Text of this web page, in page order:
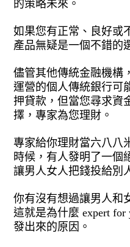
的策略未來。
如果您有正常、良好或
產品無疑是一個不錯的
儘管其他傳統金融機構
運營的個人傳統銀行可
押貸款，但當您尋求資
擇，專家為您理財。
專家給你理財當六八八
時候，有人發明了一個
讓男人女人把錢投給別
你有沒有想過讓男人和
這就是為什麼 expert for
發出來的原因。